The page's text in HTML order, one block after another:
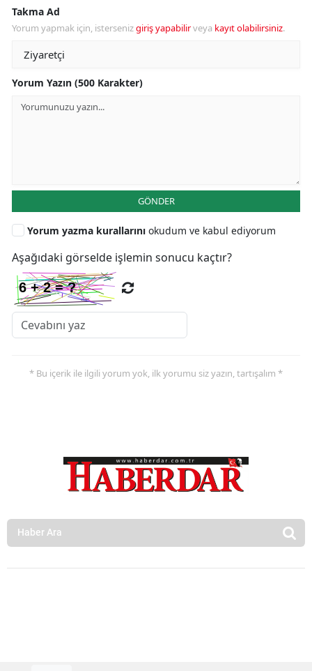
Takma Ad
Yorum yapmak için, istersenizgiriş yapabilirveya kayıt olabilirsiniz.
Yorum Yazın (500 Karakter)
GÖNDER
Yorum yazma kurallarını okudum ve kabul ediyorum
Aşağıdaki görselde işlemin sonucu kaçtır?
* Bu içerik ile ilgili yorum yok, ilk yorumu siz yazın, tartışalım *